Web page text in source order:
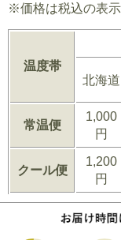
※価格は税込の表示
温度帯
北海道
常温便
1,000
円
クール便
1,200
円